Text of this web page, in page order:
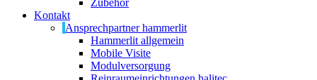
Zubehör
Kontakt
Ansprechpartner hammerlit
Hammerlit allgemein
Mobile Visite
Modulversorgung